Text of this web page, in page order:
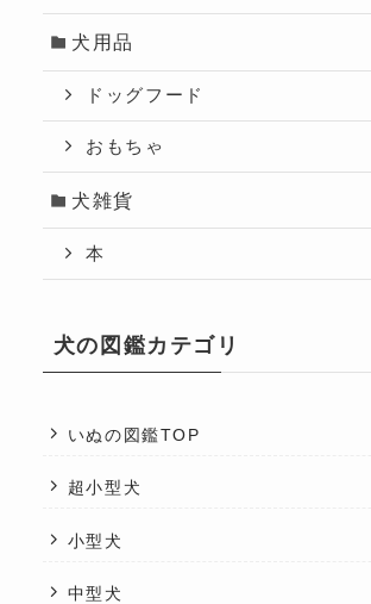
犬用品
ドッグフード
おもちゃ
犬雑貨
本
犬の図鑑カテゴリ
いぬの図鑑TOP
超小型犬
小型犬
中型犬